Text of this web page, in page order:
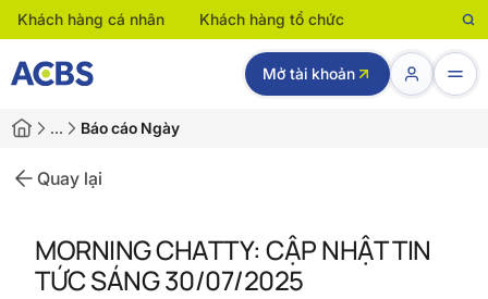
Khách hàng cá nhân Khách hàng tổ chức
Mở tài khoản
… Báo cáo Ngày
Quay lại
MORNING CHATTY: CẬP NHẬT TIN
TỨC SÁNG 30/07/2025